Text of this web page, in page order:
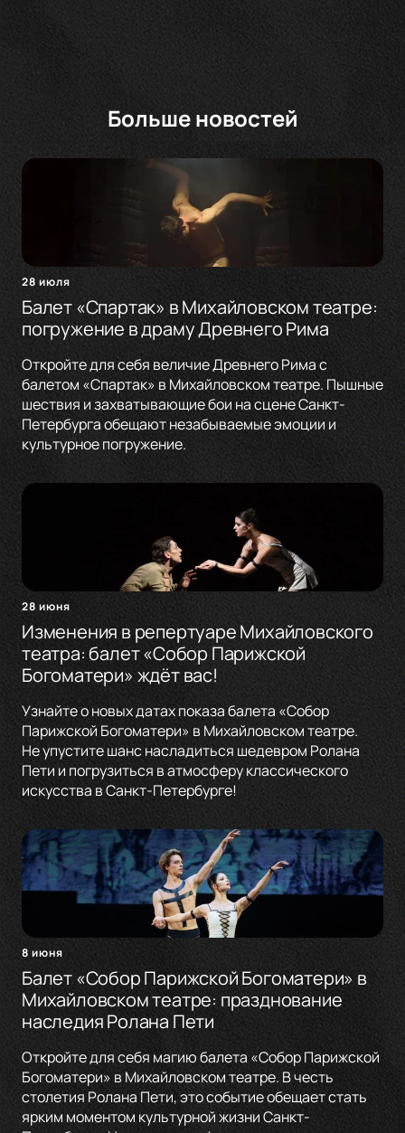
Больше новостей
28 июля
Балет «Спартак» в Михайловском театре:
погружение в драму Древнего Рима
Откройте для себя величие Древнего Рима с
балетом «Спартак» в Михайловском театре. Пышные
шествия и захватывающие бои на сцене Санкт-
Петербурга обещают незабываемые эмоции и
культурное погружение.
28 июня
Изменения в репертуаре Михайловского
театра: балет «Собор Парижской
Богоматери» ждёт вас!
Узнайте о новых датах показа балета «Собор
Парижской Богоматери» в Михайловском театре.
Не упустите шанс насладиться шедевром Ролана
Пети и погрузиться в атмосферу классического
искусства в Санкт-Петербурге!
8 июня
Балет «Собор Парижской Богоматери» в
Михайловском театре: празднование
наследия Ролана Пети
Откройте для себя магию балета «Собор Парижской
Богоматери» в Михайловском театре. В честь
столетия Ролана Пети, это событие обещает стать
ярким моментом культурной жизни Санкт-